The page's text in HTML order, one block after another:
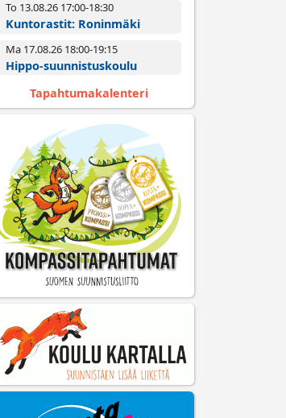
To 13.08.26 17:00­-18:30
Kuntorastit: Roninmäki
Ma 17.08.26 18:00­-19:15
Hippo-suunnistuskoulu
Tapahtumakalenteri